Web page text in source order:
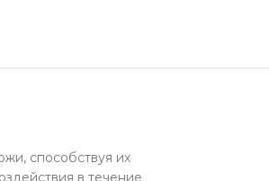
способствуя их
в течение